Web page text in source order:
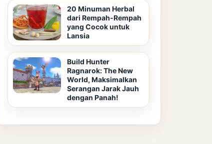
20 Minuman Herbal
dari Rempah-Rempah
yang Cocok untuk
Lansia
Build Hunter
Ragnarok: The New
World, Maksimalkan
Serangan Jarak Jauh
dengan Panah!